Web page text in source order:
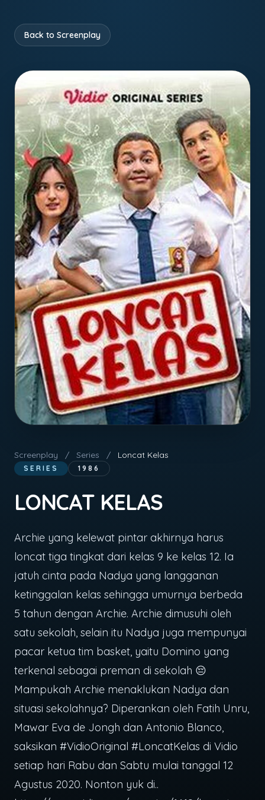
Back to Screenplay
Screenplay / Series / Loncat Kelas
SERIES 1986
LONCAT KELAS
Archie yang kelewat pintar akhirnya harus
loncat tiga tingkat dari kelas 9 ke kelas 12. Ia
jatuh cinta pada Nadya yang langganan
ketinggalan kelas sehingga umurnya berbeda
5 tahun dengan Archie. Archie dimusuhi oleh
satu sekolah, selain itu Nadya juga mempunyai
pacar ketua tim basket, yaitu Domino yang
terkenal sebagai preman di sekolah 😔
Mampukah Archie menaklukan Nadya dan
situasi sekolahnya? Diperankan oleh Fatih Unru,
Mawar Eva de Jongh dan Antonio Blanco,
saksikan #VidioOriginal #LoncatKelas di Vidio
setiap hari Rabu dan Sabtu mulai tanggal 12
Agustus 2020. Nonton yuk di..